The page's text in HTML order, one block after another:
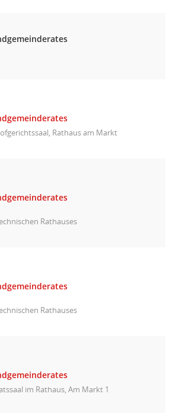
Rathaus am Markt
Rathauses
Rathauses
im Rathaus, Am Markt 1